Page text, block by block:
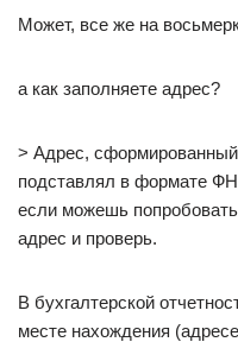
Может, все же на
а как заполняете адрес?
> Адрес,
подставлял в формате
если можешь
адрес и проверь.
В бухгалтерской
месте нахождения